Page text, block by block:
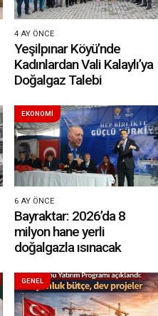
4 AY ÖNCE
Yeşilpınar Köyü’nde
Kadınlardan Vali Kalaylı’ya
Doğalgaz Talebi
EKONOMİ
6 AY ÖNCE
Bayraktar: 2026’da 8
milyon hane yerli
doğalgazla ısınacak
GENEL